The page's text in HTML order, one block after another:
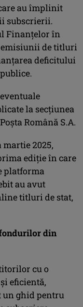
au împlinit
subscrierii.
Finanțelor în
emisiunii de titluri
deficitului
la secțiunea
Română S.A.
2025,
ediție în care
platforma
au avut
titluri de stat,
din
cu o
eficientă,
ghid pentru